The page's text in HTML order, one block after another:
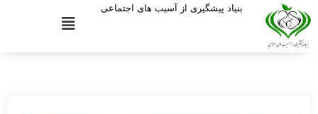
بنیاد پیشگیری از آسیب های اجتماعی